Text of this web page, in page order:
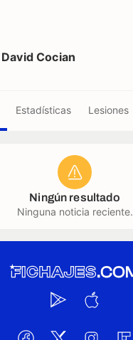
Cocian
Estadísticas Lesiones
Ningún resultado
Ninguna noticia reciente.